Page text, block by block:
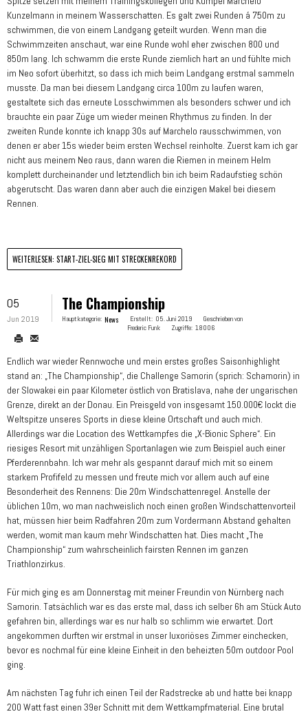
Kunzelmann in meinem Wasserschatten. Es galt zwei Runden á 750m zu
schwimmen, die von einem Landgang geteilt wurden. Wenn man die
Schwimmzeiten anschaut, war eine Runde wohl eher zwischen 800 und
850m lang. Ich schwamm die erste Runde ziemlich hart an und fühlte mich
im Neo sofort überhitzt, so dass ich mich beim Landgang erstmal sammeln
musste. Da man bei diesem Landgang circa 100m zu laufen waren,
gestaltete sich das erneute Losschwimmen als besonders schwer und ich
brauchte ein paar Züge um wieder meinen Rhythmus zu finden. In der
zweiten Runde konnte ich knapp 30s auf Marchelo rausschwimmen, von
denen er aber 15s wieder beim ersten Wechsel reinholte. Zuerst kam ich gar
nicht aus meinem Neo raus, dann waren die Riemen in meinem Helm
komplett durcheinander und letztendlich bin ich beim Radaufstieg schön
abgerutscht. Das waren dann aber auch die einzigen Makel bei diesem
Rennen.
WEITERLESEN: START-ZIEL-SIEG MIT STRECKENREKORD
05
Jun 2019
The Championship
Hauptkategorie: News Erstellt: 05. Juni 2019
Geschrieben von
Frederic Funk
Zugriffe: 18006
Endlich war wieder Rennwoche und mein erstes großes Saisonhighlight
stand an: „The Championship“, die Challenge Samorin (sprich: Schamorin) in
der Slowakei ein paar Kilometer östlich von Bratislava, nahe der ungarischen
Grenze, direkt an der Donau. Ein Preisgeld von insgesamt 150.000€ lockt die
Weltspitze unseres Sports in diese kleine Ortschaft und auch mich.
Allerdings war die Location des Wettkampfes die „X-Bionic Sphere“. Ein
riesiges Resort mit unzähligen Sportanlagen wie zum Beispiel auch einer
Pferderennbahn. Ich war mehr als gespannt darauf mich mit so einem
starkem Profifeld zu messen und freute mich vor allem auch auf eine
Besonderheit des Rennens: Die 20m Windschattenregel. Anstelle der
üblichen 10m, wo man nachweislich noch einen großen Windschattenvorteil
hat, müssen hier beim Radfahren 20m zum Vordermann Abstand gehalten
werden, womit man kaum mehr Windschatten hat. Dies macht „The
Championship“ zum wahrscheinlich fairsten Rennen im ganzen
Triathlonzirkus.
Für mich ging es am Donnerstag mit meiner Freundin von Nürnberg nach
Samorin. Tatsächlich war es das erste mal, dass ich selber 6h am Stück Auto
gefahren bin, allerdings war es nur halb so schlimm wie erwartet. Dort
angekommen durften wir erstmal in unser luxoriöses Zimmer einchecken,
bevor es nochmal für eine kleine Einheit in den beheizten 50m outdoor Pool
ging.
Am nächsten Tag fuhr ich einen Teil der Radstrecke ab und hatte bei knapp
200 Watt fast einen 39er Schnitt mit dem Wettkampfmaterial. Eine brutal